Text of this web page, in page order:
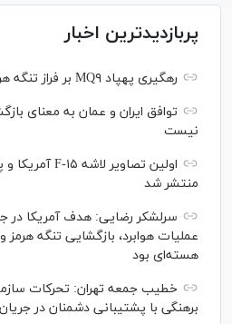
پربازدیدترین اخبار
رهگیری پهپاد MQ۹ بر فراز تنگه هرمز
توافق ایران و عمان به معنای
نیست
منتشر شد
سرلشکر رضایی: هدف آمریکا در
عملیات هوابرد، بازگشایی تنگه
هسته‌ای بود
خطیب جمعه تهران: تحرکات
برهنگی با پشتیبانی دشمنان در